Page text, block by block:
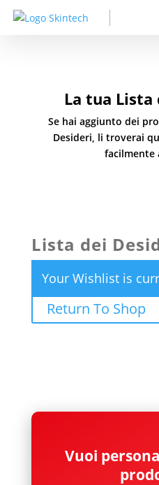
La tua Lista
Se hai aggiunto dei
Desideri, li troverai
facilmente
Lista dei
Your Wishlist is
Return To Shop
Vuoi